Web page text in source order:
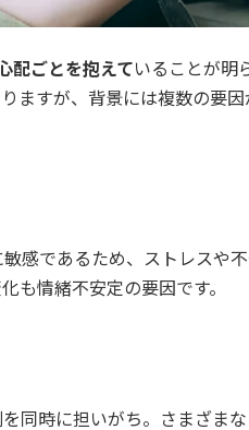
配ごとを抱えていることが明
ますが、背景には複数の要
感であるため、ストレスや
も情緒不安定の要因です。
同時に担いがち。さまざま